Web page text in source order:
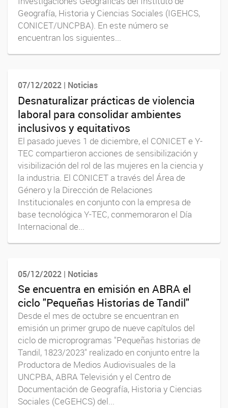
Geografía, Historia y Ciencias Sociales (IGEHCS,
CONICET/UNCPBA). En este número se
encuentran los siguientes...
07/12/2022 | Noticias
Desnaturalizar prácticas de violencia
laboral para consolidar ambientes
inclusivos y equitativos
El pasado jueves 1 de diciembre, el CONICET e Y-
TEC compartieron acciones de sensibilización y
visibilización del rol de las mujeres en la ciencia y
la industria. El CONICET a través del Área de
Género y la Dirección de Relaciones
Institucionales en conjunto con la empresa de
base tecnológica Y-TEC, conmemoraron el Día
Internacional de...
05/12/2022 | Noticias
Se encuentra en emisión en ABRA el
ciclo "Pequeñas Historias de Tandil"
Desde el mes de octubre se encuentran en
emisión un primer grupo de nueve capítulos del
ciclo de microprogramas "Pequeñas historias de
Tandil, 1823/2023" realizado en conjunto entre la
Productora de Medios Audiovisuales de la
UNCPBA, ABRA Televisión y el Centro de
Documentación de Geografía, Historia y Ciencias
Sociales (CeGEHCS) del...